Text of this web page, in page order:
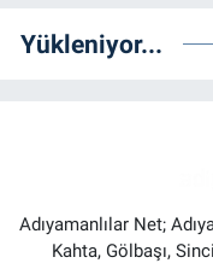
Yükleniyor...
Adıyamanlılar Net;
Kahta, Gölbaşı,